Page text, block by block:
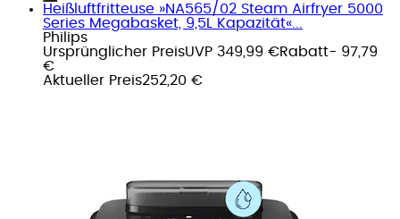
Heißluftfritteuse »NA565/02 Steam Airfryer 5000
Series Megabasket, 9,5L Kapazität«...
Philips
Ursprünglicher PreisUVP 349,99 €Rabatt- 97,79
€
Aktueller Preis252,20 €